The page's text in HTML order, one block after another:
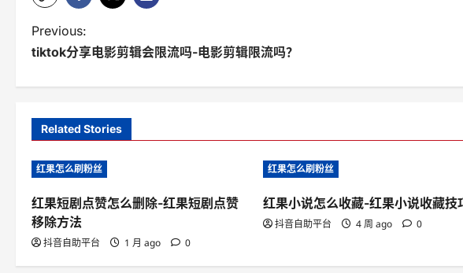
P
o
s
t
n
a
v
i
g
Previous:
tiktok分享电影剪辑会限流吗-电影剪辑限流吗？
Related Stories
红果怎么刷粉丝
红果短剧点赞怎么删除-红果短剧点赞
移除方法
抖音自助平台 1 月 ago 0
红果怎么刷粉丝
红果小说怎么收藏-红果小说收藏技
抖音自助平台 4 周 ago 0